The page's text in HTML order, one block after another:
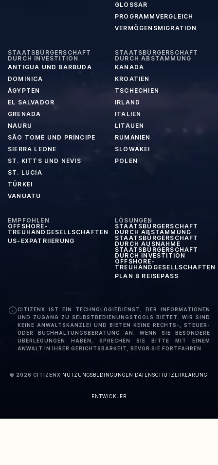
GLOSSAR
PROGRAMMVERGLEICH
VERMÖGENSMIGRATION
STAATSBÜRGERSCHAFT
DURCH INVESTITION
ANTIGUA UND BARBUDA
DOMINICA
ÄGYPTEN
EL SALVADOR
GRENADA
NAURU
SÃO TOMÉ UND PRÍNCIPE
SIERRA LEONE
ST. KITTS UND NEVIS
ST. LUCIA
TÜRKEI
VANUATU
STAATSBÜRGERSCHAFT
DURCH ABSTAMMUNG
KANADA
KROATIEN
TSCHECHIEN
IRLAND
ITALIEN
LITAUEN
RUMÄNIEN
SLOWAKEI
POLEN
EMPFOHLEN
OFFSHORE-
TREUHANDGESELLSCHAFTEN
US-EXPATRIIERUNG
LÖSUNGEN
STAATSBÜRGERSCHAFT
DURCH ABSTAMMUNG
STAATSBÜRGERSCHAFT
DURCH AUSNAHME
STAATSBÜRGERSCHAFT
DURCH INVESTITION
OFFSHORE-
TREUHANDGESELLSCHAFTEN
PLAN B REISEPASS
CITIZENX IST EIN TECHNOLOGIEDIENST, DER INFORMATIONEN
UND ZUGANG ZU SELBSTBEDIENUNGSTOOLS BIETET. WIR SIND
KEINE ANWALTSKANZLEI UND BIETEN KEINE RECHTS-, STEUER-
ODER BUCHHALTUNGSBERATUNG AN. WENN SIE BESONDERE
ÜBERLEGUNGEN HABEN, SPRECHEN SIE BITTE MIT EINEM
ANWALT IN IHRER GERICHTSBARKEIT, BEVOR SIE FORTFAHREN.
© 2026 CITIZENX ·NUTZUNGSBEDINGUNGEN ·DATENSCHUTZERKLÄRUNG·
ENTWICKLER